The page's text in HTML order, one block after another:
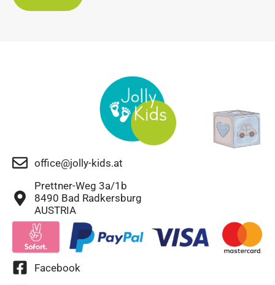
office@jolly-kids.at
Prettner-Weg 3a/1b
8490 Bad Radkersburg
AUSTRIA
Facebook